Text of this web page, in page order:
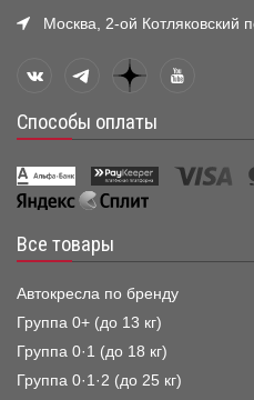
Москва, 2-ой Котляковский
Способы оплаты
Все товары
Автокресла по бренду
Группа 0+ (до 13 кг)
Группа 0·1 (до 18 кг)
Группа 0·1·2 (до 25 кг)